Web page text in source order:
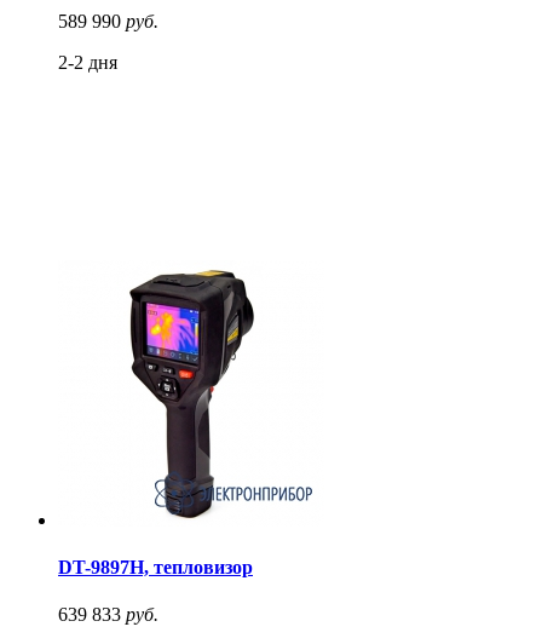
589 990 руб.
2-2 дня
DT-9897H, тепловизор
639 833 руб.